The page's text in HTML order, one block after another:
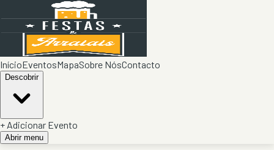
InícioEventosMapaSobre NósContacto
Descobrir
+ Adicionar Evento
Abrir menu